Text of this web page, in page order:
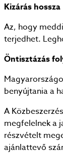
Kizárás hossza
Az, hogy
terjedhet.
Öntisztázás
benyújtania a
A
megfelelnek a
részvételt
ajánlattevő